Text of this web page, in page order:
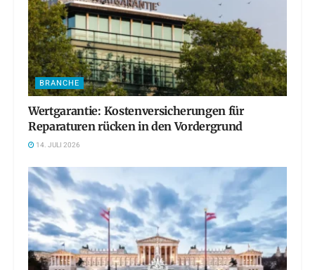
BRANCHE
Wertgarantie: Kostenversicherungen für
Reparaturen rücken in den Vordergrund
14. JULI 2026